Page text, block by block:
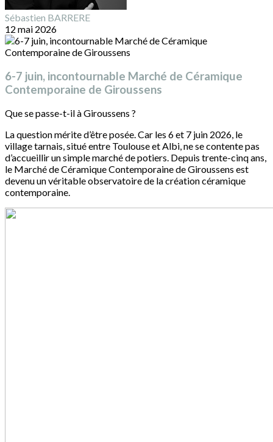
Sébastien BARRERE
12 mai 2026
6-7 juin, incontournable Marché de Céramique
Contemporaine de Giroussens
Que se passe-t-il à Giroussens ?
La question mérite d’être posée. Car les 6 et 7 juin 2026, le
village tarnais, situé entre Toulouse et Albi, ne se contente pas
d’accueillir un simple marché de potiers. Depuis trente-cinq ans,
le Marché de Céramique Contemporaine de Giroussens est
devenu un véritable observatoire de la création céramique
contemporaine.